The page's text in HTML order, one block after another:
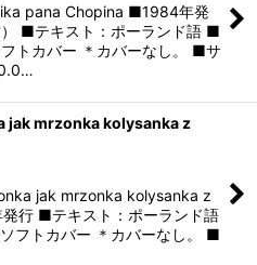
pana Chopina ■1984年発
■テキスト：ポーランド語 ■
トカバー ＊カバーなし。 ■サ
jak mrzonka kolysanka z
jak mrzonka kolysanka z
行 ■テキスト：ポーランド語
フトカバー ＊カバーなし。 ■